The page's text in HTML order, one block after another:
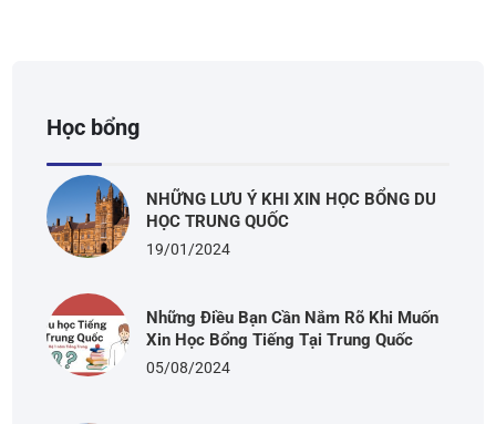
Học bổng
NHỮNG LƯU Ý KHI XIN HỌC BỔNG DU
HỌC TRUNG QUỐC
19/01/2024
Những Điều Bạn Cần Nắm Rõ Khi Muốn
Xin Học Bổng Tiếng Tại Trung Quốc
05/08/2024